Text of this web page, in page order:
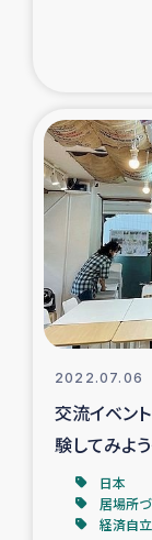
2022.07.06
交流イベン
験してみよ
日本
居場所づ
経済自